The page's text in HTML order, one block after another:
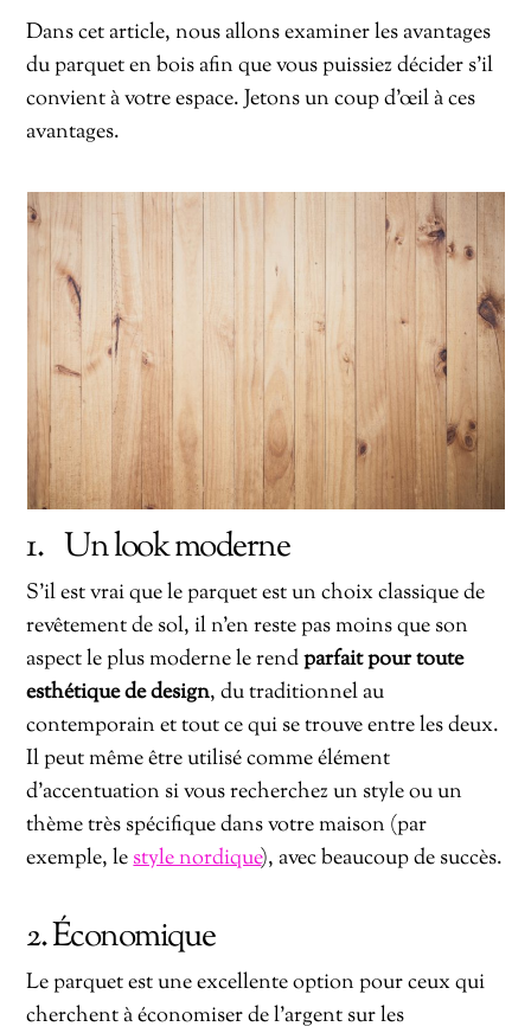
Dans cet article, nous allons examiner les avantages
du parquet en bois afin que vous puissiez décider s’il
convient à votre espace. Jetons un coup d’œil à ces
avantages.
1. Un look moderne
S’il est vrai que le parquet est un choix classique de
revêtement de sol, il n’en reste pas moins que son
aspect le plus moderne le rendparfait pour toute
esthétique de design, du traditionnel au
contemporain et tout ce qui se trouve entre les deux.
Il peut même être utilisé comme élément
d’accentuation si vous recherchez un style ou un
thème très spécifique dans votre maison (par
exemple, lestyle nordique), avec beaucoup de succès.
2. Économique
Le parquet est une excellente option pour ceux qui
cherchent à économiser de l’argent sur les